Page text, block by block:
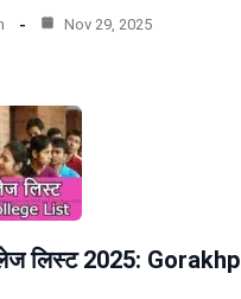
Nov 29, 2025
लिस्ट 2025: